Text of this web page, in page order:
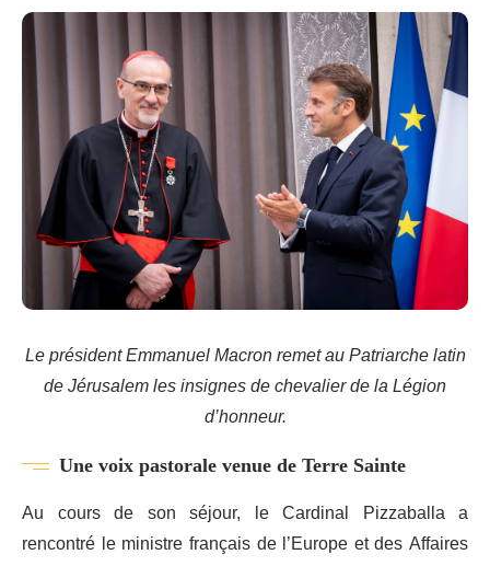
Le président Emmanuel Macron remet au Patriarche latin
de Jérusalem les insignes de chevalier de la Légion
d’honneur.
Une voix pastorale venue de Terre Sainte
Au cours de son séjour, le Cardinal Pizzaballa a
rencontré le ministre français de l’Europe et des Affaires